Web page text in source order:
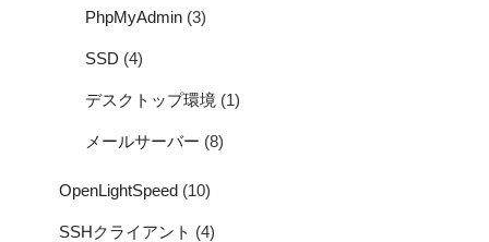
PhpMyAdmin (3)
SSD (4)
デスクトップ環境 (1)
メールサーバー (8)
OpenLightSpeed (10)
SSHクライアント (4)